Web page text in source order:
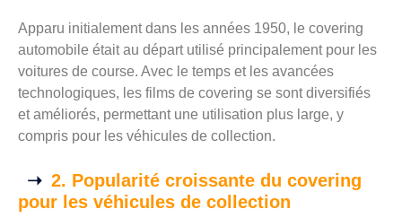
Apparu initialement dans les années 1950, le covering
automobile était au départ utilisé principalement pour les
voitures de course. Avec le temps et les avancées
technologiques, les films de covering se sont diversifiés
et améliorés, permettant une utilisation plus large, y
compris pour les véhicules de collection.
2. Popularité croissante du covering
pour les véhicules de collection